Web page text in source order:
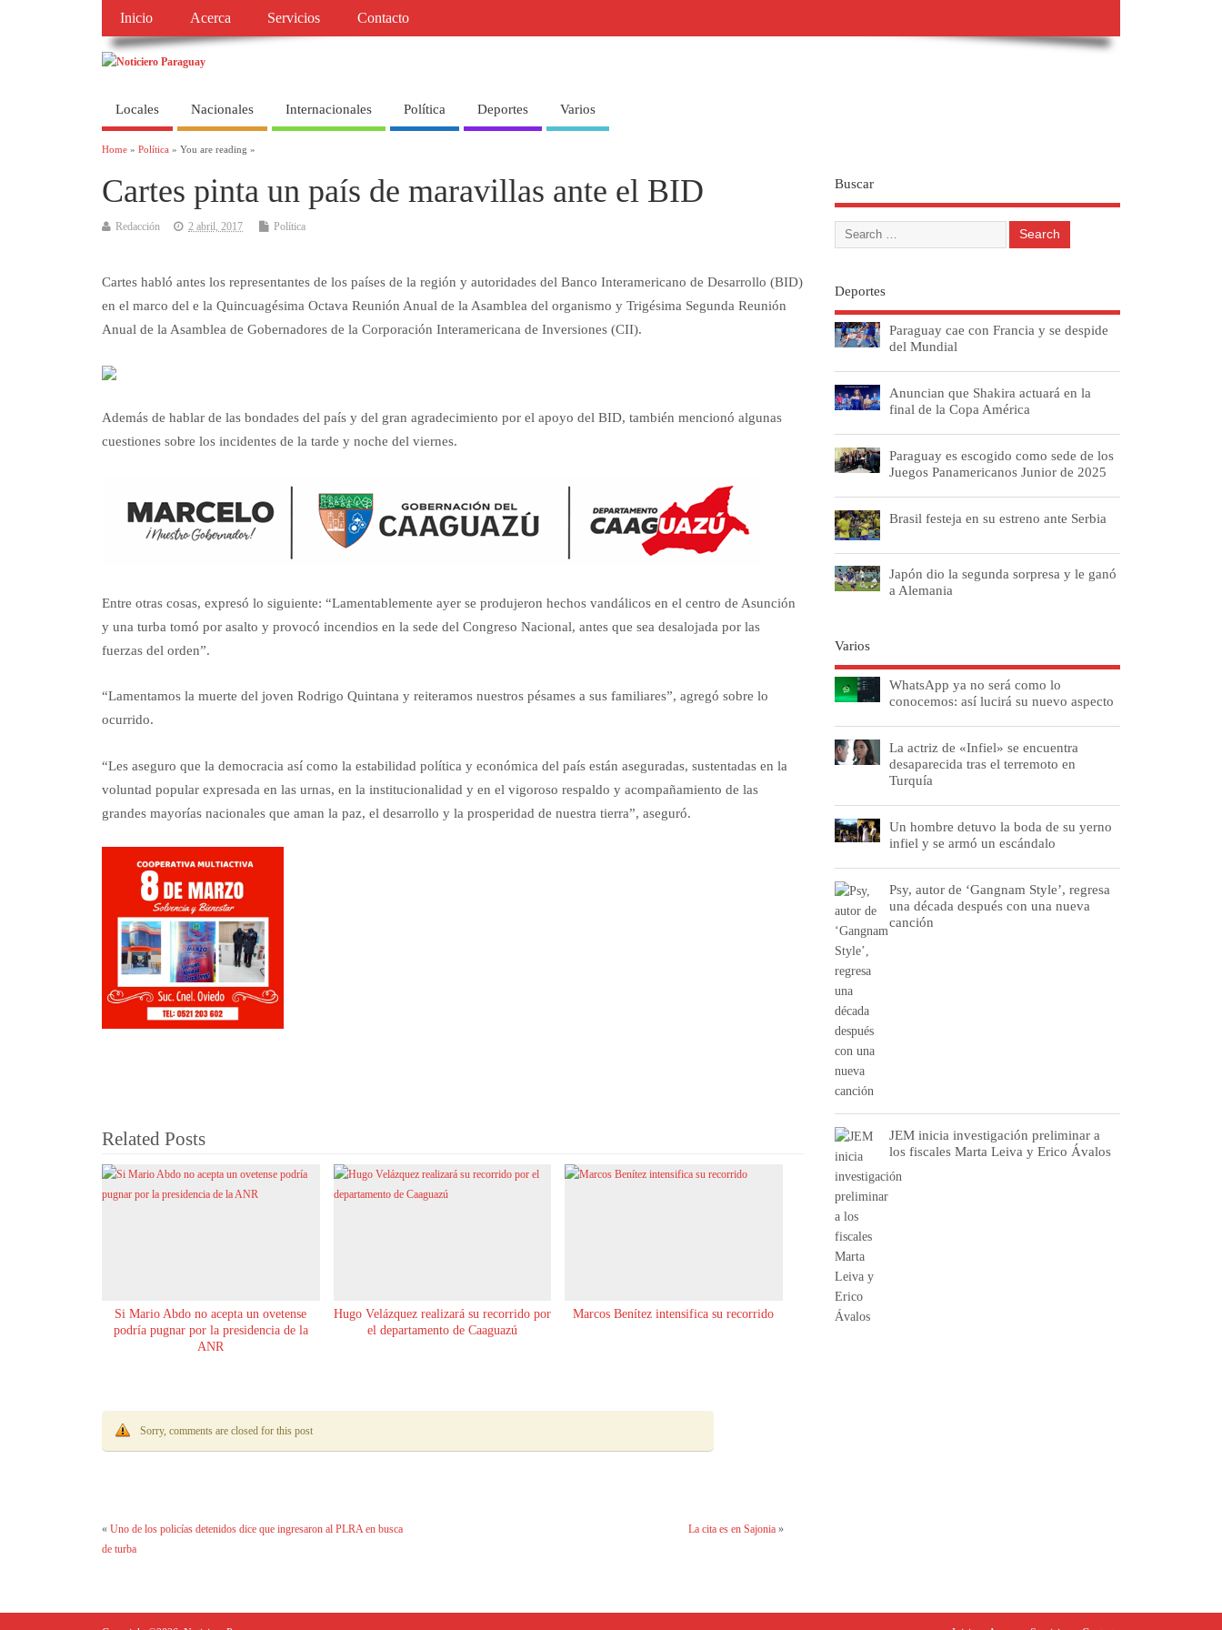
Inicio Acerca Servicios Contacto
Locales Nacionales Internacionales Política Deportes Varios
Home » Política » You are reading »
Cartes pinta un país de maravillas ante el BID
Redacción 2 abril, 2017 Política
Cartes habló antes los representantes de los países de la región y autoridades del Banco Interamericano de Desarrollo (BID)
en el marco del e la Quincuagésima Octava Reunión Anual de la Asamblea del organismo y Trigésima Segunda Reunión
Anual de la Asamblea de Gobernadores de la Corporación Interamericana de Inversiones (CII).
Además de hablar de las bondades del país y del gran agradecimiento por el apoyo del BID, también mencionó algunas
cuestiones sobre los incidentes de la tarde y noche del viernes.
Entre otras cosas, expresó lo siguiente: “Lamentablemente ayer se produjeron hechos vandálicos en el centro de Asunción
y una turba tomó por asalto y provocó incendios en la sede del Congreso Nacional, antes que sea desalojada por las
fuerzas del orden”.
“Lamentamos la muerte del joven Rodrigo Quintana y reiteramos nuestros pésames a sus familiares”, agregó sobre lo
ocurrido.
“Les aseguro que la democracia así como la estabilidad política y económica del país están aseguradas, sustentadas en la
voluntad popular expresada en las urnas, en la institucionalidad y en el vigoroso respaldo y acompañamiento de las
grandes mayorías nacionales que aman la paz, el desarrollo y la prosperidad de nuestra tierra”, aseguró.
Related Posts
Si Mario Abdo no acepta un ovetense
podría pugnar por la presidencia de la
ANR
Hugo Velázquez realizará su recorrido por
el departamento de Caaguazú
Marcos Benítez intensifica su recorrido
Sorry, comments are closed for this post
« Uno de los policías detenidos dice que ingresaron al PLRA en busca
de turba
La cita es en Sajonia»
Buscar
Deportes
Paraguay cae con Francia y se despide
del Mundial
Anuncian que Shakira actuará en la
final de la Copa América
Paraguay es escogido como sede de los
Juegos Panamericanos Junior de 2025
Brasil festeja en su estreno ante Serbia
Japón dio la segunda sorpresa y le ganó
a Alemania
Varios
WhatsApp ya no será como lo
conocemos: así lucirá su nuevo aspecto
La actriz de «Infiel» se encuentra
desaparecida tras el terremoto en
Turquía
Un hombre detuvo la boda de su yerno
infiel y se armó un escándalo
Psy, autor de ‘Gangnam Style’, regresa
una década después con una nueva
canción
JEM inicia investigación preliminar a
los fiscales Marta Leiva y Erico Ávalos